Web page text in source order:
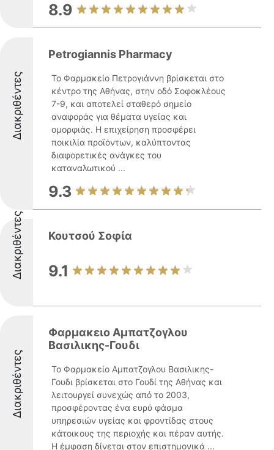
8.9
Διακριθέντες
Petrogiannis Pharmacy
Το Φαρμακείο Πετρογιάννη βρίσκεται στο
κέντρο της Αθήνας, στην οδό Σοφοκλέους
7-9, και αποτελεί σταθερό σημείο
αναφοράς για θέματα υγείας και
ομορφιάς. Η επιχείρηση προσφέρει
ποικιλία προϊόντων, καλύπτοντας
διαφορετικές ανάγκες του
καταναλωτικού ...
9.3
Διακριθέντες Κουτσού Σοφία
9.1
Διακριθέντες
Φαρμακειο Αμπατζογλου
Βασιλικης-Γουδι
Το Φαρμακείο Αμπατζογλου Βασιλικης-
Γουδι βρίσκεται στο Γουδί της Αθήνας και
λειτουργεί συνεχώς από το 2003,
προσφέροντας ένα ευρύ φάσμα
υπηρεσιών υγείας και φροντίδας στους
κάτοικους της περιοχής και πέραν αυτής.
Η έμφαση δίνεται στον επιστημονικά ...